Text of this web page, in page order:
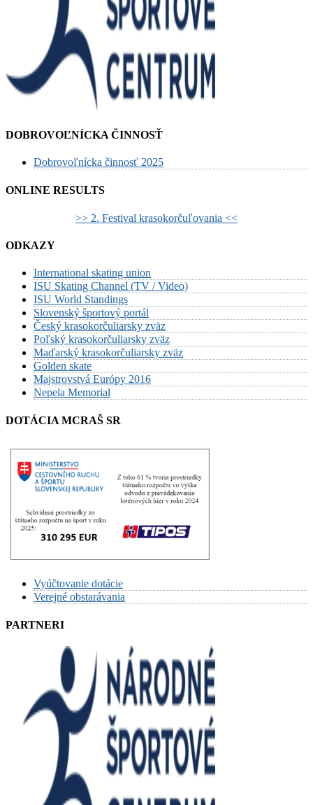
DOBROVOĽNÍCKA ČINNOSŤ
Dobrovoľnícka činnosť 2025
ONLINE RESULTS
>> 2. Festival krasokorčuľovania <<
ODKAZY
International skating union
ISU Skating Channel (TV / Video)
ISU World Standings
Slovenský športový portál
Český krasokorčuliarsky zväz
Poľský krasokorčuliarsky zväz
Maďarský krasokorčuliarsky zväz
Golden skate
Majstrovstvá Európy 2016
Nepela Memorial
DOTÁCIA MCRAŠ SR
Vyúčtovanie dotácie
Verejné obstarávania
PARTNERI